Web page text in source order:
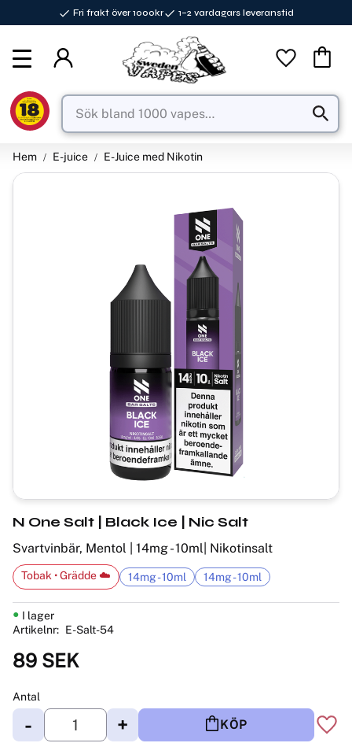
Fri frakt över 1000kr 1–2 vardagars leveranstid
Favoriter
Hem E-juice E-Juice med Nikotin
N One Salt | Black Ice | Nic Salt
Svartvinbär, Mentol | 14mg - 10ml| Nikotinsalt
89 SEK
Antal
+
- KÖP
I lager
Artikelnr
E-Salt-54
Tobak • Grädde ☁️ 14mg - 10ml 14mg - 10ml